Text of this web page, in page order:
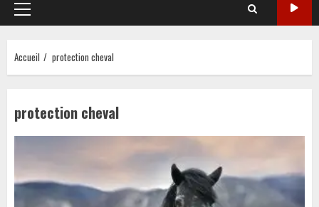
Menu
principal
Accueil protection cheval
protection cheval